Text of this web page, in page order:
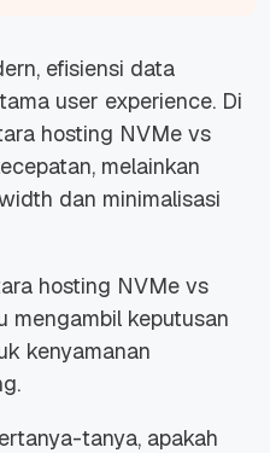
efisiensi data
user experience. Di
hosting NVMe vs
melainkan
dan minimalisasi
hosting NVMe vs
mengambil keputusan
kenyamanan
tanya, apakah